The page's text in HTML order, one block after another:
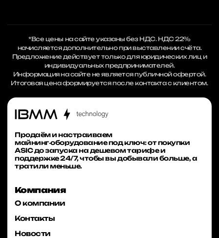
*Все цены на сайте указаны без НДС. НДС 22%
начисляется дополнительно при выставлении счёта.
Предложение действует только для юридических лиц и
индивидуальных предпринимателей.
Информация на сайте не является публичной офертой.
Итоговая цена формируется после контакта с клиентом.
Продаём и настраиваем
майнинг‑оборудование под ключ: от покупки
ASIC до запуска на дешевом тарифе и
поддержке 24/7, чтобы вы добывали больше, а
тратили меньше.
Компания
О компании
Контакты
Новости